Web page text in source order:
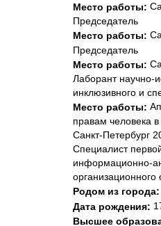
Место работы:
Председатель
Место работы:
Председатель
Место работы:
Лаборант научно-
инклюзивного и
Место работы:
правам человека
Санкт-Петербург
Специалист
информационно-
организационного
Родом из города:
Дата рождения:
Высшее